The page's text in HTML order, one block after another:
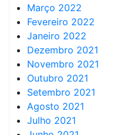
Março 2022
Fevereiro 2022
Janeiro 2022
Dezembro 2021
Novembro 2021
Outubro 2021
Setembro 2021
Agosto 2021
Julho 2021